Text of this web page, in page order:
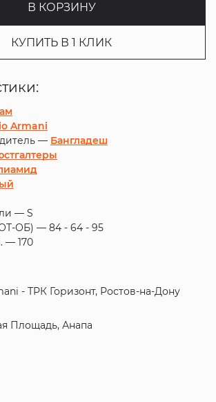
В КОРЗИНУ
КУПИТЬ В 1 КЛИК
Armani
— Бангладеш
— S
ОТ-ОБ) — 84 - 64 - 95
— 170
- ТРК Горизонт, Ростов-на-Дону
Площадь, Анапа